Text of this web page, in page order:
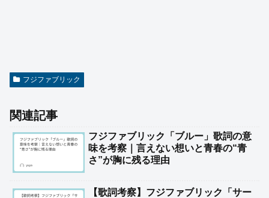
フジファブリック
関連記事
フジファブリック「ブルー」歌詞の意
味を考察｜言えない想いと青春の“青
さ”が胸に残る理由
【歌詞考察】フジファブリック「サー